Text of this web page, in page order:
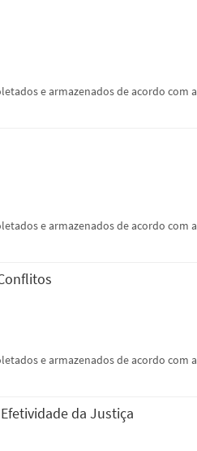
e armazenados de acordo com a
e armazenados de acordo com a
e armazenados de acordo com a
da Justiça